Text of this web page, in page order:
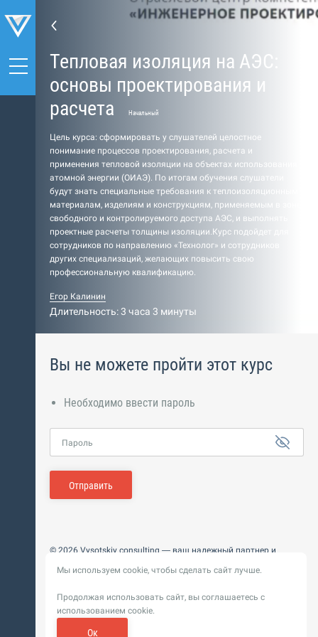
Тепловая изоляция на АЭС:
основы проектирования и
расчета
Начальный
Цель курса: сформировать у слушателей целостное
понимание процессов проектирования, расчета и
применения тепловой изоляции на объектах использования
атомной энергии (ОИАЭ). По итогам обучения слушатели
будут знать специальные требования к теплоизоляционным
материалам, изделиям и конструкциям, применяемым в зоне
свободного и контролируемого доступа АЭС, и выполнять
проектные расчеты толщины изоляции.Курс подойдет для
сотрудников по направлению «Технолог» и сотрудников
других специализаций, желающих повысить свою
профессиональную квалификацию.
Егор Калинин
Длительность: 3 часа 3 минуты
Вы не можете пройти этот курс
Необходимо ввести пароль
Пароль
Отправить
© 2026 Vysotskiy consulting — ваш надежный партнер и
Цифровизация, BIM, ИИ. Внедряем и оптимизируем
Пользовательское
соглашение
Политика обработки персональных
данных
Мы используем cookie, чтобы сделать сайт лучше.
Продолжая использовать сайт, вы соглашаетесь с
использованием cookie.
Ок